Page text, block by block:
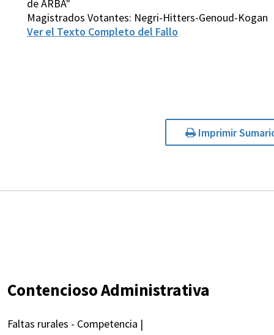
de ARBA"
Magistrados Votantes: Negri-Hitters-Genoud-Kogan
Ver el Texto Completo del Fallo
Imprimir
Contencioso Administrativa
Faltas rurales - Competencia |